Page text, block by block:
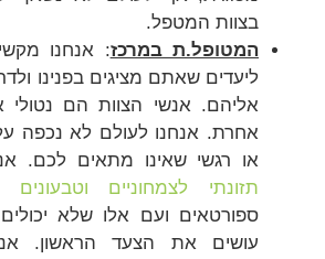
בצוות המטפל.
המטופל.ת במרכז: אנחנו
ליעדים שאתם מציגים בפנינו
אליהם. אנשי הצוות הם נטולי
אחרת. אנחנו לעולם לא נכפה
או רגשי שאינו מתאים לכם.
תזונתי לצמחוניים וטבעונים
ספורטאים ועם אלו שלא
עושים את הצעד הראשון.